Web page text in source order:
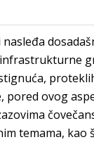
pored ovog
temama, kao